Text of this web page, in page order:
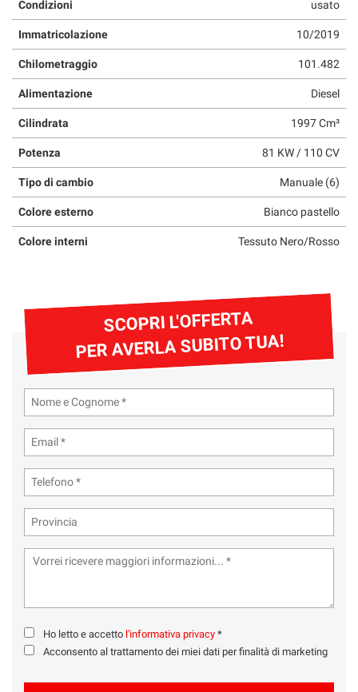
Condizioni usato
Immatricolazione 10/2019
Chilometraggio 101.482
Alimentazione Diesel
Cilindrata 1997 Cm³
Potenza 81 KW / 110 CV
Tipo di cambio Manuale (6)
Colore esterno Bianco pastello
Colore interni Tessuto Nero/Rosso
SCOPRI L'OFFERTA
PER AVERLA SUBITO TUA!
Ho letto e accetto l'informativa privacy *
Acconsento al trattamento dei miei dati per finalità di marketing
strumenti
di
tracciamento
si
rimanda
alla
cookie
Puoi
rivedere
modificare
tue
Cookie necessari
Cookie delle preferenze
Cookie analitici
Leggi